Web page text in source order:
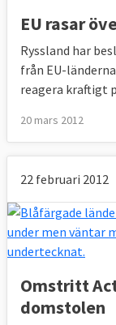
EU rasar
Ryssland har
från EU-
reagera kraftigt
20 mars 2012
22 februari 2012
Omstritt
domstolen